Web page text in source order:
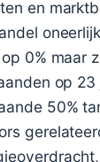
en
0% maar
op 23
50%